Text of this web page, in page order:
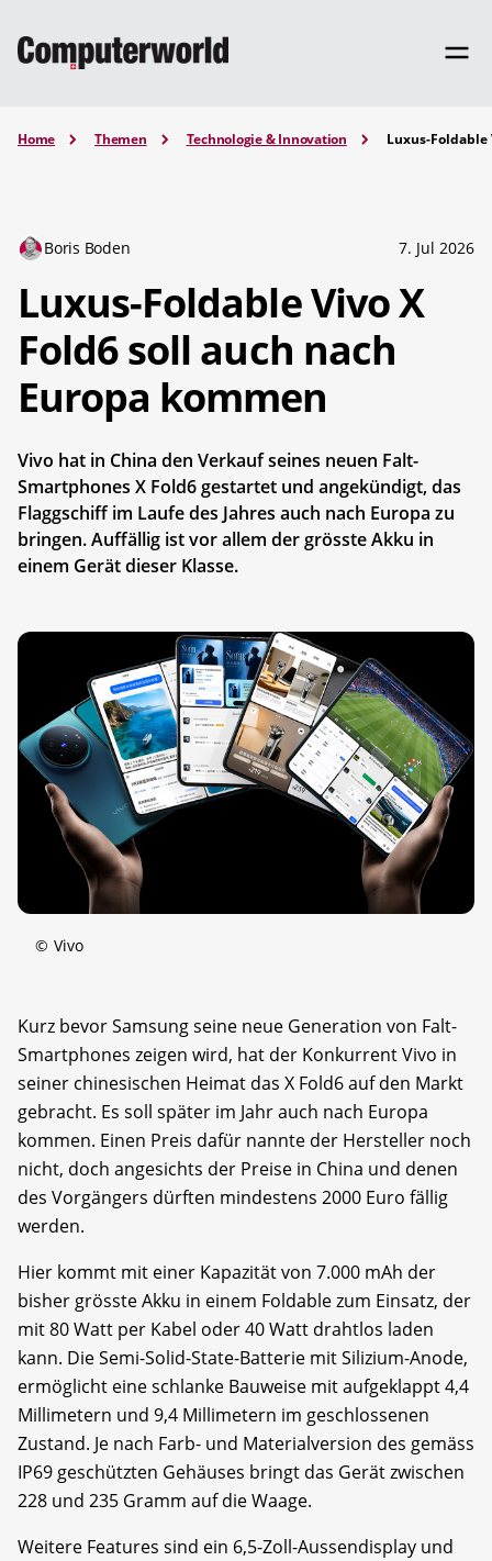
Home Themen Technologie & Innovation Luxus-Foldable
Boris Boden 7. Jul 2026
Luxus-Foldable Vivo X
Fold6 soll auch nach
Europa kommen
Vivo hat in China den Verkauf seines neuen Falt-
Smartphones X Fold6 gestartet und angekündigt, das
Flaggschiff im Laufe des Jahres auch nach Europa zu
bringen. Auffällig ist vor allem der grösste Akku in
einem Gerät dieser Klasse.
© Vivo
Kurz bevor Samsung seine neue Generation von Falt-
Smartphones zeigen wird, hat der Konkurrent Vivo in
seiner chinesischen Heimat das X Fold6 auf den Markt
gebracht. Es soll später im Jahr auch nach Europa
kommen. Einen Preis dafür nannte der Hersteller noch
nicht, doch angesichts der Preise in China und denen
des Vorgängers dürften mindestens 2000 Euro fällig
werden.
Hier kommt mit einer Kapazität von 7.000 mAh der
bisher grösste Akku in einem Foldable zum Einsatz, der
mit 80 Watt per Kabel oder 40 Watt drahtlos laden
kann. Die Semi-Solid-State-Batterie mit Silizium-Anode,
ermöglicht eine schlanke Bauweise mit aufgeklappt 4,4
Millimetern und 9,4 Millimetern im geschlossenen
Zustand. Je nach Farb- und Materialversion des gemäss
IP69 geschützten Gehäuses bringt das Gerät zwischen
228 und 235 Gramm auf die Waage.
Weitere Features sind ein 6,5-Zoll-Aussendisplay und